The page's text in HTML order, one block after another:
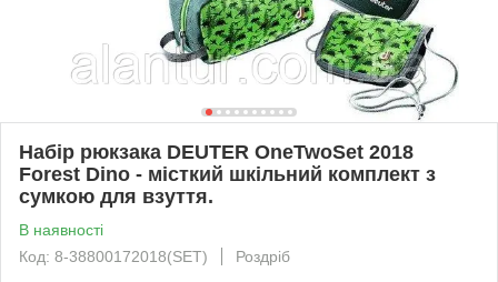
Набір рюкзака DEUTER OneTwoSet 2018
Forest Dino - місткий шкільний комплект з
сумкою для взуття.
В наявності
Код: 8-38800172018(SET)
Роздріб